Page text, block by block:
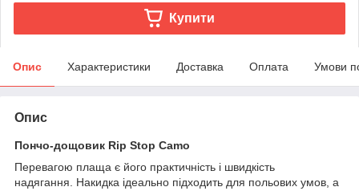
Купити
Опис Характеристики Доставка Оплата Умови
Опис
Пончо-дощовик Rip Stop Camo
Перевагою плаща є його практичність і швидкість
надягання. Накидка ідеально підходить для польових умов, а